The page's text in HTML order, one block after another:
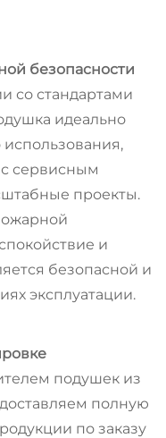
безопасности
со стандартами
идеально
сервисным
проекты.
и
безопасной и
эксплуатации.
подушек из
полную
по заказу